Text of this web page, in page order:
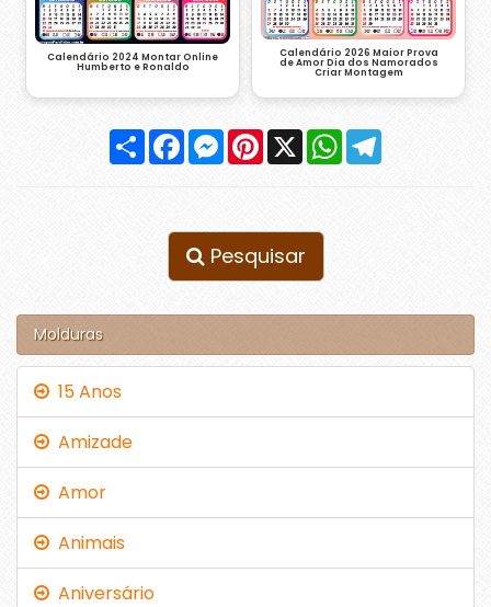
Calendário 2024 Montar Online
Humberto e Ronaldo
Calendário 2026 Maior Prova
de Amor Dia dos Namorados
Criar Montagem
Compartilhar
FacebookMessenger
Pinterest
X WhatsApp
Pesquisar
Molduras
15 Anos
Amizade
Amor
Animais
Aniversário